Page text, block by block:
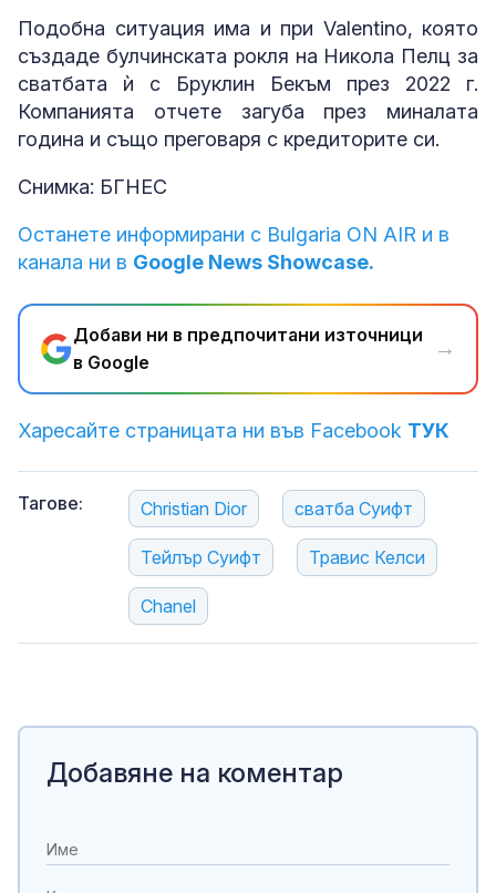
Подобна ситуация има и при Valentino, която
създаде булчинската рокля на Никола Пелц за
сватбата ѝ с Бруклин Бекъм през 2022 г.
Компанията отчете загуба през миналата
година и също преговаря с кредиторите си.
Снимка: БГНЕС
Останете информирани с Bulgaria ON AIR и в
канала ни в Google News Showcase.
Добави ни в предпочитани източници
в Google
→
Харесайте страницата ни във Facebook ТУК
Тагове: Christian Dior сватба Суифт
Тейлър Суифт Травис Келси
Chanel
Добавяне на коментар